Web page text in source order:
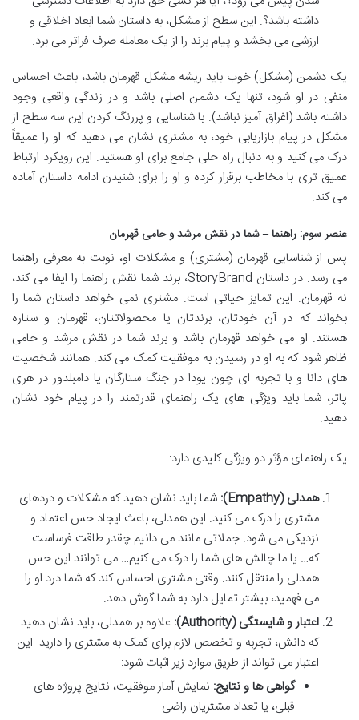
داشته باشد؟. این سطح از مشکل، به داستان شما ابعاد اخلاقی و
ارزشی می بخشد و پیام برند را از یک معامله صرف فراتر می برد.
یک دشمن (مشکل) خوب باید ریشه مشکل قهرمان باشد، باعث احساس
منفی در او شود، تنها یک دشمن اصلی باشد و در زندگی واقعی وجود
داشته باشد (اغراق آمیز نباشد). با شناسایی و پررنگ کردن این سه سطح از
مشکل در پیام بازاریابی خود، به مشتری نشان می دهید که او را عمیقاً
درک می کنید و به دنبال راه حلی جامع برای او هستید. این رویکرد ارتباط
عمیق تری با مخاطب برقرار کرده و او را برای شنیدن ادامه داستان آماده
می کند.
عنصر سوم: راهنما – شما در نقش مرشد و حامی قهرمان
پس از شناسایی قهرمان (مشتری) و مشکلات او، نوبت به معرفی راهنما
می رسد. در داستان StoryBrand، برند شما نقش راهنما را ایفا می کند،
نه قهرمان. این تمایز حیاتی است. مشتری نمی خواهد داستان شما را
بخواند که در آن خودتان، برندتان یا محصولاتتان، قهرمان و ستاره
هستند. او می خواهد قهرمان باشد و برند شما در نقش مرشد و حامی
ظاهر شود که به او در رسیدن به موفقیت کمک می کند. همانند شخصیت
های دانا و با تجربه ای چون یودا در جنگ ستارگان یا دامبلدور در هری
پاتر، شما باید ویژگی های یک راهنمای قدرتمند را در پیام خود نشان
دهید.
یک راهنمای مؤثر دو ویژگی کلیدی دارد:
همدلی (Empathy):
شما باید نشان دهید که مشکلات و دردهای
مشتری را درک می کنید. این همدلی، باعث ایجاد حس اعتماد و
نزدیکی می شود. جملاتی مانند می دانیم چقدر طاقت فرساست
که… یا ما چالش های شما را درک می کنیم… می توانند این حس
همدلی را منتقل کنند. وقتی مشتری احساس کند که شما درد او را
می فهمید، بیشتر تمایل دارد به شما گوش دهد.
اعتبار و شایستگی (Authority):
علاوه بر همدلی، باید نشان دهید
که دانش، تجربه و تخصص لازم برای کمک به مشتری را دارید. این
اعتبار می تواند از طریق موارد زیر اثبات شود:
گواهی ها و نتایج: نمایش آمار موفقیت، نتایج پروژه های
قبلی، یا تعداد مشتریان راضی.